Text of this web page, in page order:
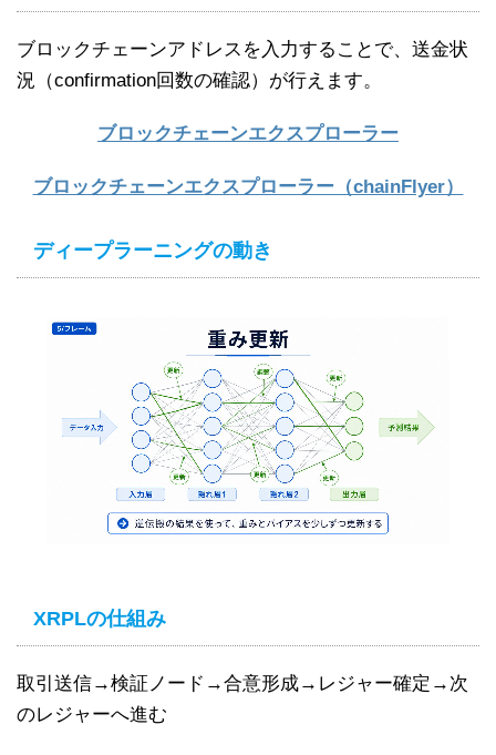
ブロックチェーンアドレスを入力することで、送金状
況（confirmation回数の確認）が行えます。
ブロックチェーンエクスプローラー
ブロックチェーンエクスプローラー（chainFlyer）
ディープラーニングの動き
XRPLの仕組み
取引送信→検証ノード→合意形成→レジャー確定→次
のレジャーへ進む